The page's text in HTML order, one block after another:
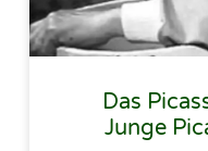
Das
Junge